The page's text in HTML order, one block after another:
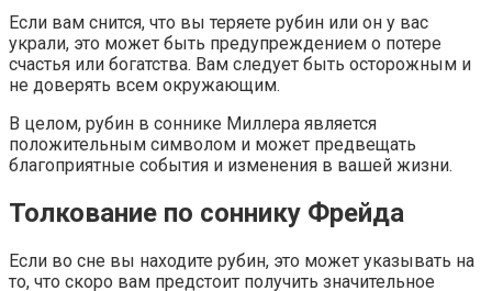
Если вам снится, что вы теряете рубин или он у вас
украли, это может быть предупреждением о потере
счастья или богатства. Вам следует быть осторожным и
не доверять всем окружающим.
В целом, рубин в соннике Миллера является
положительным символом и может предвещать
благоприятные события и изменения в вашей жизни.
Толкование по соннику Фрейда
Если во сне вы находите рубин, это может указывать на
то, что скоро вам предстоит получить значительное